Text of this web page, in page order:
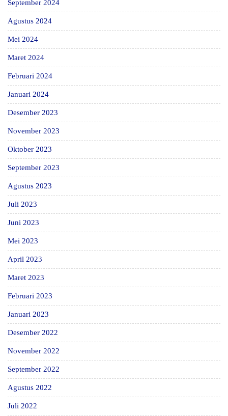
September 2024
Agustus 2024
Mei 2024
Maret 2024
Februari 2024
Januari 2024
Desember 2023
November 2023
Oktober 2023
September 2023
Agustus 2023
Juli 2023
Juni 2023
Mei 2023
April 2023
Maret 2023
Februari 2023
Januari 2023
Desember 2022
November 2022
September 2022
Agustus 2022
Juli 2022